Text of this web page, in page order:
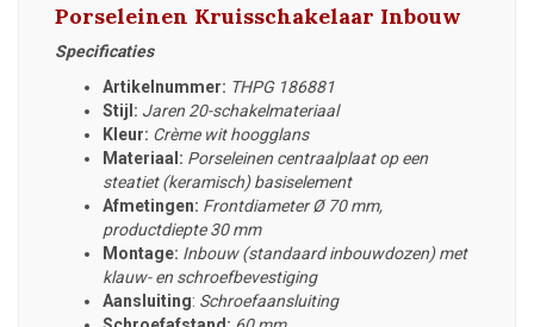
Porseleinen Kruisschakelaar Inbouw
Specificaties
Artikelnummer: THPG 186881
Stijl: Jaren 20-schakelmateriaal
Kleur: Crème wit hoogglans
Materiaal: Porseleinen centraalplaat op een
steatiet (keramisch) basiselement
Afmetingen: Frontdiameter Ø 70 mm,
productdiepte 30 mm
Montage: Inbouw (standaard inbouwdozen) met
klauw- en schroefbevestiging
Aansluiting: Schroefaansluiting